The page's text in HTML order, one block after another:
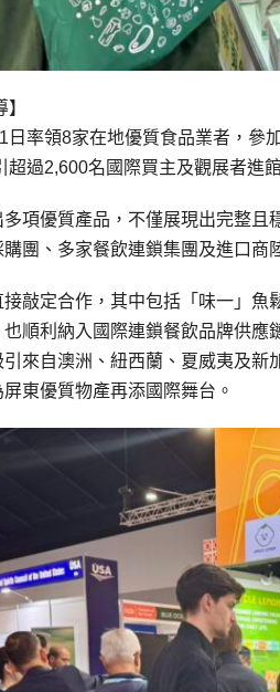
日率領8家在地優質食品業者，參
超過2,600名國際買主及觀展者進
項優質產品，不僅展現出完整
團、多家餐飲連鎖集團及進口商
敲定合作，其中包括「味一」
順利納入國際連鎖餐飲品牌供
來自澳洲、紐西蘭、夏威夷及
東優質物產再添國際舞台。